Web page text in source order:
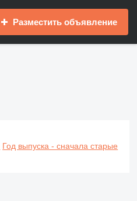
Разместить объявление
Год выпуска - сначала старые